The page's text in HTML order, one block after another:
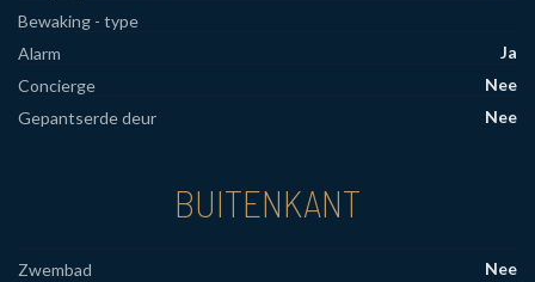
Bewaking - type
Alarm
Ja
Concierge
Nee
Gepantserde deur
Nee
BUITENKANT
Zwembad Nee